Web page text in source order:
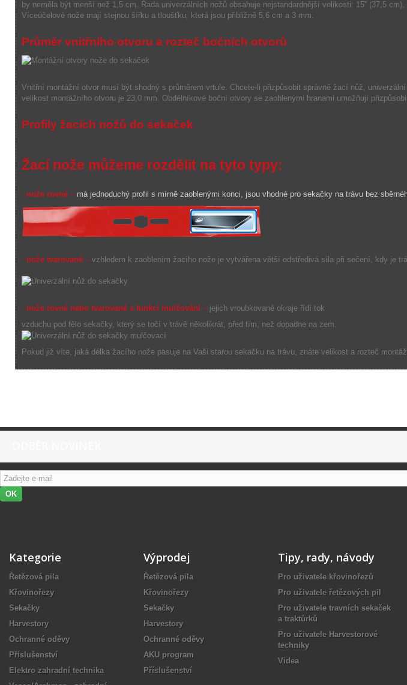
by neměla být menší než 1,5 cm. Řada univerzálních nožů obsahuje nejstandardnější velikosti: 15'' (37,5 cm),
Víceúčelové nože mají stejnou šířku a tloušťku, která jsou přibližně 5,6 cm a 3 mm.
Průměr vnitřního otvoru a rozteč bočních otvorů
Vnitřní montážní otvor musí být shodný s průměrem vrtule Chcete-li přizpůsobit správně žací nůž , univerzální
velikost montážního otvoru je 23,0 mm Obdélníkové boční otvory se zaoblenými hranami umožňují
Profily žacích nožů do sekaček
Žací nože můžeme rozdělit na tyto typy:
- nože rovné – má jednoduchý profil s mírně zaoblenými konci, jsou vhodné pro sekačky na trávu bez
- nože tvarované – vzhledem k zaoblením žacího nože je vytvářena větší odstředivá síla při sečení kdy je
- nože rovné nebo tvarované s funkcí mulčování –jejich vroubkované okraje řídí tok
vzduchu pod tělo sekačky, který se točí v trávě několikrát, před tím, než dopadne na zem.
Pokud již víte, jaká délka žacího nože pasuje na Vaši starou sekačku na trávu , znáte velikost a rozteč
OK
Kategorie
Řetězová pila
Křovinořezy
Sekačky
Harvestory
Ochranné oděvy
Příslušenství
Elektro zahradní technika
Výprodej
Řetězová pila
Křovinořezy
Sekačky
Harvestory
Ochranné oděvy
AKU program
Příslušenství
Tipy, rady, návody
Pro uživatele křovinořezů
Pro uživatele řetězových pil
Pro uživatele travních sekaček
a traktůrků
Pro uživatele Harvestorové
techniky
Videa